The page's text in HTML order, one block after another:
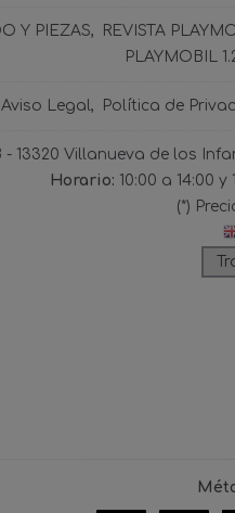
Y PIEZAS REVISTA
PLAYMOBIL
Aviso Legal Política de
- 13320 Villanueva de los
Horario: 10:00 a 14:00 y
(*)